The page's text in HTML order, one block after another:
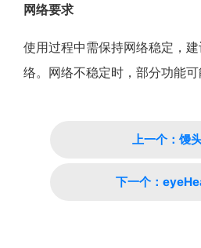
网络要求
使用过程中需保持网络稳定，
络。网络不稳定时，部分功能可
上一个：馒
下一个：